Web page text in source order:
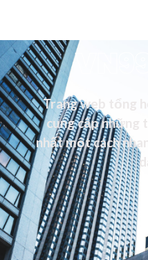
Trang web tổng
cung cấp những
nhất một cách